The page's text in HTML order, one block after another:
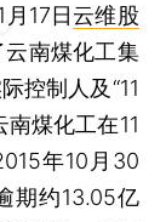
月17日云维股
云南煤化工集
控制人及“11
南煤化工在11
年10月30
期约13.05亿